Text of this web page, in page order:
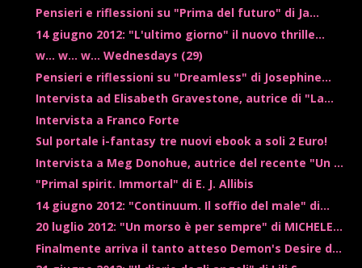
Pensieri e riflessioni su "Prima del futuro" di Ja...
14 giugno 2012: "L'ultimo giorno" il nuovo thrille...
w... w... w... Wednesdays (29)
Pensieri e riflessioni su "Dreamless" di Josephine...
Intervista ad Elisabeth Gravestone, autrice di "La...
Intervista a Franco Forte
Sul portale i-fantasy tre nuovi ebook a soli 2 Euro!
Intervista a Meg Donohue, autrice del recente "Un ...
"Primal spirit. Immortal" di E. J. Allibis
14 giugno 2012: "Continuum. Il soffio del male" di...
20 luglio 2012: "Un morso è per sempre" di MICHELE...
Finalmente arriva il tanto atteso Demon's Desire d...